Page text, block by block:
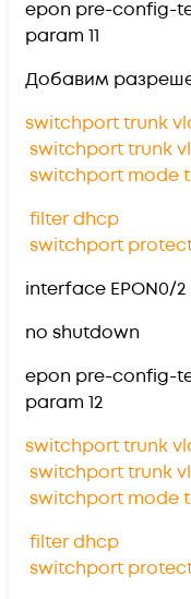
epon pre-config-
param 11
Добавим
switchport trunk
switchport trunk
switchport mode
filter dhcp
switchport
interface EPON0/2
no shutdown
epon pre-config-
param 12
switchport trunk
switchport trunk
switchport mode
filter dhcp
switchport